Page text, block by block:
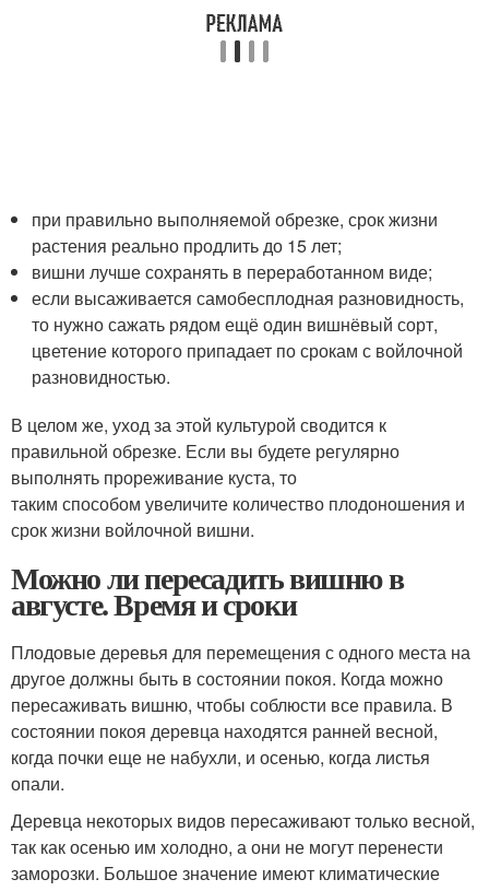
при правильно выполняемой обрезке, срок жизни
растения реально продлить до 15 лет;
вишни лучше сохранять в переработанном виде;
если высаживается самобесплодная разновидность,
то нужно сажать рядом ещё один вишнёвый сорт,
цветение которого припадает по срокам с войлочной
разновидностью.
В целом же, уход за этой культурой сводится к
правильной обрезке. Если вы будете регулярно
выполнять прореживание куста, то
таким способом увеличите количество плодоношения и
срок жизни войлочной вишни.
Можно ли пересадить вишню в
августе. Время и сроки
Плодовые деревья для перемещения с одного места на
другое должны быть в состоянии покоя. Когда можно
пересаживать вишню, чтобы соблюсти все правила. В
состоянии покоя деревца находятся ранней весной,
когда почки еще не набухли, и осенью, когда листья
опали.
Деревца некоторых видов пересаживают только весной,
так как осенью им холодно, а они не могут перенести
заморозки. Большое значение имеют климатические